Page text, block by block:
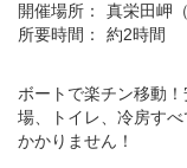
開催場所：
真栄田岬
所要時間：
約2時間
ボートで楽チン移動
場、トイレ、冷房す
かかりません！